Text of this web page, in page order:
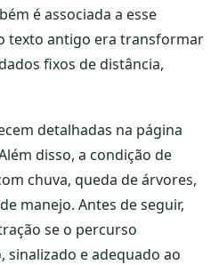
é associada a esse
texto antigo era transformar
fixos de distância,
detalhadas na página
disso, a condição de
chuva, queda de árvores,
manejo. Antes de seguir,
se o percurso
e adequado ao